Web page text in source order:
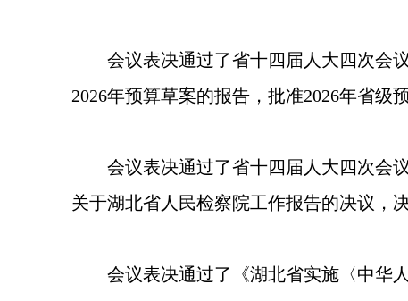
会议表决通过了省十四届人大四次会
2026年预算草案的报告，批准2026年省级预
会议表决通过了省十四届人大四次会
关于湖北省人民检察院工作报告的决议，
会议表决通过了《湖北省实施〈中华